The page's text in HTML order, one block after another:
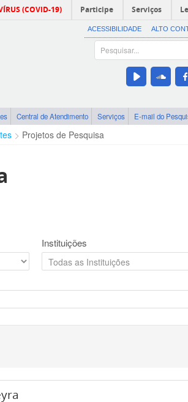
(COVID-19) Participe Serviços
ACESSIBILIDADE ALTO
Central de Atendimento Serviços E-mail do
Projetos de Pesquisa
Instituições